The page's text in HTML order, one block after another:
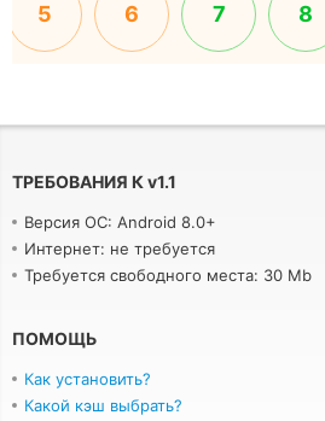
5 6 7 8
ТРЕБОВАНИЯ К v1.1
Версия ОС: Android 8.0+
Интернет: не требуется
Требуется свободного места: 30 Mb
ПОМОЩЬ
Как установить?
Какой кэш выбрать?